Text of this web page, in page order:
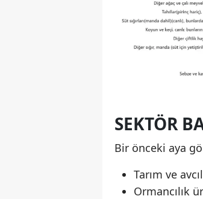
SEKTÖR
Bir önceki aya
Tarım ve
Ormancılık